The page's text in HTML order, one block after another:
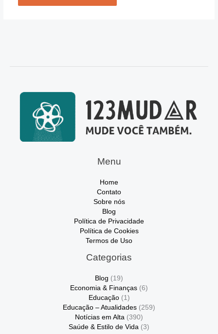
Menu
Home
Contato
Sobre nós
Blog
Política de Privacidade
Política de Cookies
Termos de Uso
Categorias
Blog (19)
Economia & Finanças (6)
Educação(1)
Educação – Atualidades (259)
Notícias em Alta (390)
Saúde & Estilo de Vida (3)